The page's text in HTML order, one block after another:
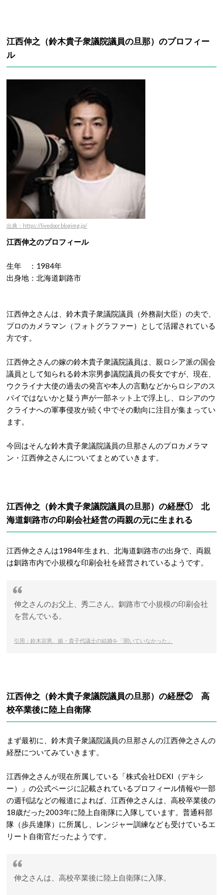
江西伸之（鈴木貴子衆議院議員の旦那）のプロフィー
ル
出典：https://livedoor.blogimg.jp/
江西伸之のプロフィール
生年 ：1984年
出身地：北海道釧路市
江西伸之さんは、鈴木貴子衆議院議員（外務副大臣）の夫で、
プロのカメラマン（フォトグラファー）として活躍されている
方です。
江西伸之さんの嫁の鈴木貴子衆議院議員は、親ロシア派の国会
議員として知られる鈴木宗男参議院議員の長女ですが、現在、
ウクライナ大使の過去の発言や本人の言動などからロシアのス
パイではないかと疑う声が一部ネット上で浮上し、ロシアのウ
クライナへの軍事侵攻が続く中でその動向に注目が集まってい
ます。
今回はそんな鈴木貴子衆議院議員の旦那さんのプロカメラマ
ン・江西伸之さんについてまとめていきます。
江西伸之（鈴木貴子衆議院議員の旦那）の経歴① 北
海道釧路市の印刷会社経営の両親の元に生まれる
江西伸之さんは1984年生まれ、北海道釧路市の出身で、両親
は釧路市内で小規模な印刷会社を経営されているようです。
伸之さんのお父上、秀二さん。釧路市で小規模の印刷会社
を営んでいる。
引用：鈴木宗男、娘・貴子代議士の結婚を「聞いていなかった」
江西伸之（鈴木貴子衆議院議員の旦那）の経歴② 高
校卒業後に陸上自衛隊
まず最初に、鈴木貴子衆議院議員の旦那さんの江西伸之さんの
経歴についてみていきます。
江西伸之さんが現在所属している「株式会社DEXI（デキシ
ー）」の公式ページに記載されているプロフィール情報や一部
の週刊誌などの報道によれば、江西伸之さんは、高校卒業後の
18歳だった2003年に陸上自衛隊に入隊しています。普通科部
隊（歩兵連隊）に所属し、レンジャー訓練なども受けているエ
リート自衛官だったようです。
伸之さんは、高校卒業後に陸上自衛隊に入隊。